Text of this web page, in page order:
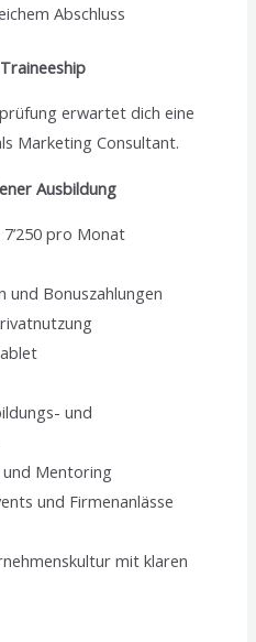
Abschluss
erwartet dich eine
Marketing Consultant.
Ausbildung
pro Monat
und Bonuszahlungen
und
und Mentoring
und Firmenanlässe
mit klaren